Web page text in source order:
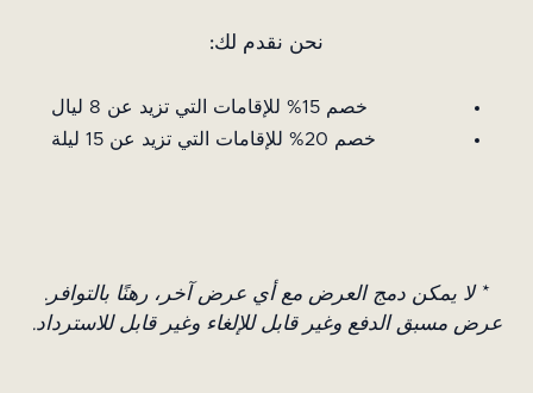
نحن نقدم لك:
خصم 15% للإقامات التي تزيد عن 8 ليال
خصم 20% للإقامات التي تزيد عن 15 ليلة
* لا يمكن دمج العرض مع أي عرض آخر، رهنًا بالتوافر.
عرض مسبق الدفع وغير قابل للإلغاء وغير قابل للاسترداد.